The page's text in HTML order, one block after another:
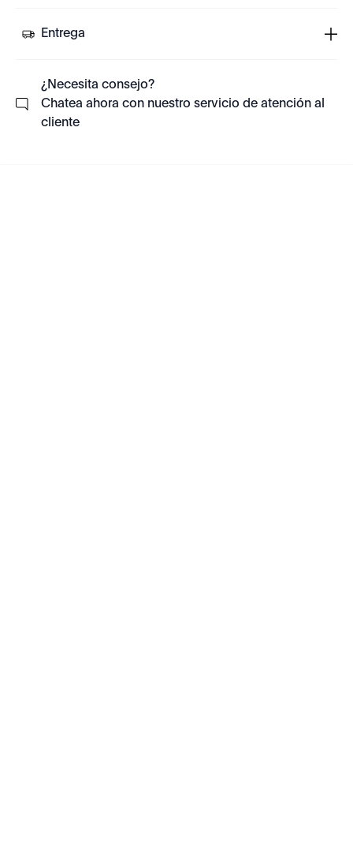
Entrega
¿Necesita consejo?
Chatea ahora con nuestro servicio de atención al
cliente